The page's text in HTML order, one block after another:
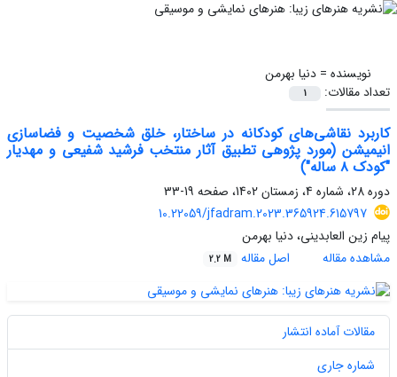
نویسنده =دنیا بهرمن
تعداد مقالات:
1
کاربرد نقاشی‌های کودکانه در ساختار، خلق شخصیت و فضاسازی
انیمیشن‌ (مورد پژوهی تطبیق آثار منتخب فرشید شفیعی و مهدیار
"کودک ۸ ساله")
دوره 28، شماره 4، زمستان 1402، صفحه
19-33
10.22059/jfadram.2023.365924.615797
پیام زین العابدینی، دنیا بهرمن
مشاهده مقاله
اصل مقاله 2.2 M
مقالات آماده انتشار
شماره جاری